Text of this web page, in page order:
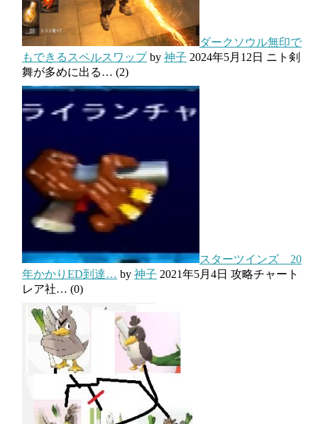
ダークソウル無印で
もできるスペルスワップby 神子 2024年5月12日 ニト剣
舞が多めに出る… (2)
スターツインズ 20
年かかりED到達… by 神子 2021年5月4日 攻略チャート
レア社… (0)